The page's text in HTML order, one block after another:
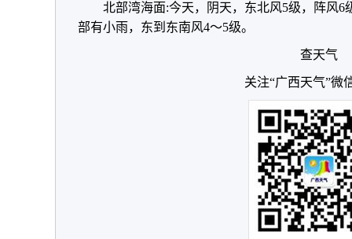
北部湾海面:今天，阴天，东北风5级，阵风6
部有小雨，东到东南风4～5级。
查天气
关注“广西天气”微